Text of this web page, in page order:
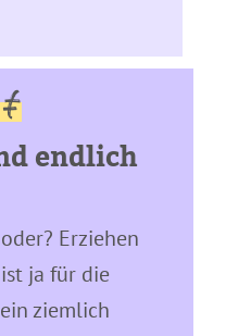
endlich
Erziehen
ja für die
ziemlich